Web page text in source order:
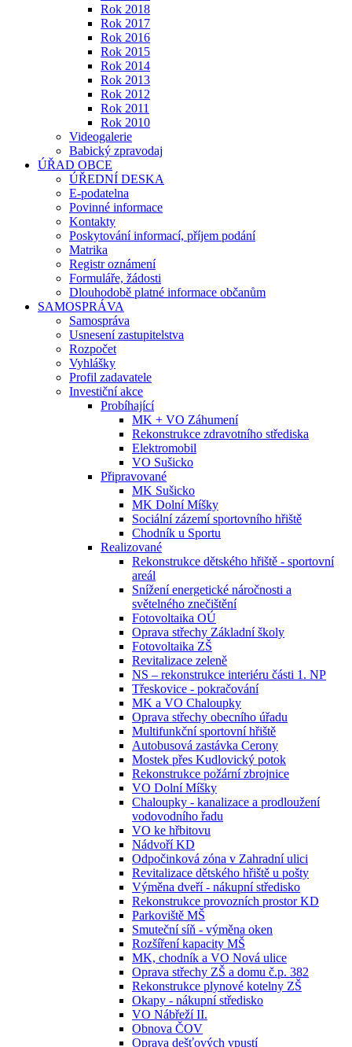
Rok 2018
Rok 2017
Rok 2016
Rok 2015
Rok 2014
Rok 2013
Rok 2012
Rok 2011
Rok 2010
Videogalerie
Babický zpravodaj
ÚŘAD OBCE
ÚŘEDNÍ DESKA
E-podatelna
Povinné informace
Kontakty
Poskytování informací, příjem podání
Matrika
Registr oznámení
Formuláře, žádosti
Dlouhodobě platné informace občanům
SAMOSPRÁVA
Samospráva
Usnesení zastupitelstva
Rozpočet
Vyhlášky
Profil zadavatele
Investiční akce
Probíhající
MK + VO Záhumení
Rekonstrukce zdravotního střediska
Elektromobil
VO Sušicko
Připravované
MK Sušicko
MK Dolní Míšky
Sociální zázemí sportovního hřiště
Chodník u Sportu
Realizované
Rekonstrukce dětského hřiště - sportovní
areál
Snížení energetické náročnosti a
světelného znečištění
Fotovoltaika OÚ
Oprava střechy Základní školy
Fotovoltaika ZŠ
Revitalizace zeleně
NS – rekonstrukce interiéru části 1. NP
Třeskovice - pokračování
MK a VO Chaloupky
Oprava střechy obecního úřadu
Multifunkční sportovní hřiště
Autobusová zastávka Cerony
Mostek přes Kudlovický potok
Rekonstrukce požární zbrojnice
VO Dolní Míšky
Chaloupky - kanalizace a prodloužení
vodovodního řadu
VO ke hřbitovu
Nádvoří KD
Odpočinková zóna v Zahradní ulici
Revitalizace dětského hřiště u pošty
Výměna dveří - nákupní středisko
Rekonstrukce provozních prostor KD
Parkoviště MŠ
Smuteční síň - výměna oken
Rozšíření kapacity MŠ
MK, chodník a VO Nová ulice
Oprava střechy ZŠ a domu č.p. 382
Rekonstrukce plynové kotelny ZŠ
Okapy - nákupní středisko
VO Nábřeží II.
Obnova ČOV
Oprava dešťových vpustí